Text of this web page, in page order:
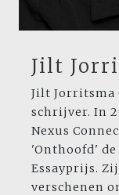
Jilt
Jilt Jorritsma
schrijver. In
Nexus
'Onthoofd' de
Essayprijs.
verschenen